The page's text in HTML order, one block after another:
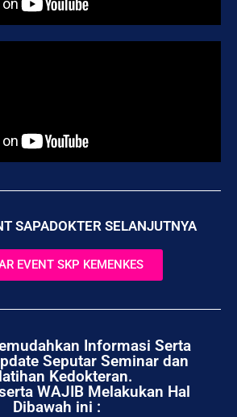
SAPADOKTER SELANJUTNYA
EVENT SKP KEMENKES
Informasi Serta
Seputar Seminar dan
Kedokteran.
WAJIB Melakukan Hal
Dibawah ini :